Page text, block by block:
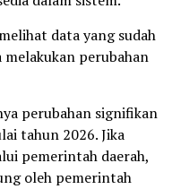
data yang sudah
perubahan
perubahan signifikan
tahun 2026. Jika
pemerintah daerah,
oleh pemerintah